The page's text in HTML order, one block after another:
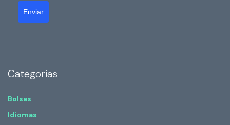
Enviar
Categorias
Bolsas
Idiomas